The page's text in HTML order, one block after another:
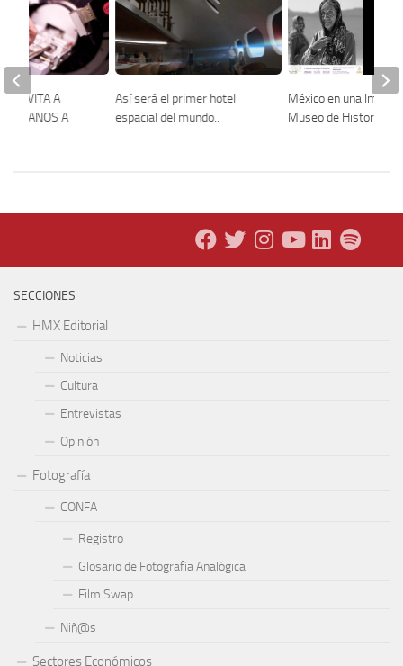
Así será el primer hotel
espacial del mundo..
México en una
Museo de Historia
INVITA A
A
SECCIONES
HMX Editorial
Noticias
Cultura
Entrevistas
Opinión
Fotografía
CONFA
Registro
Glosario de Fotografía Analógica
Film Swap
Niñ@s
Sectores Económicos